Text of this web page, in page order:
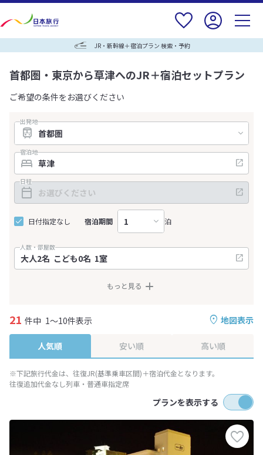
JR・新幹線＋宿泊プラン 検索・予約
首都圏・東京から草津へのJR＋宿泊セットプラン
ご希望の条件をお選びください
出発地
宿泊地
日程
日付指定なし 宿泊期間 泊
人数・部屋数
もっと見る
地図表示
21 件中 1～10件表示
人気順 安い順 高い順
※下記旅行代金は、往復JR(基準乗車区間)＋宿泊代金となります。
往復追加代金なし列車・普通車指定席
プランを表示する